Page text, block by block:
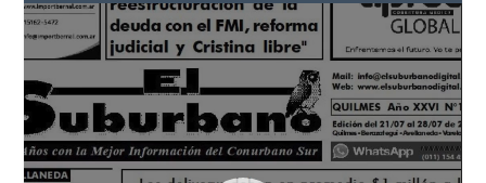
Reproductor
de
vídeo